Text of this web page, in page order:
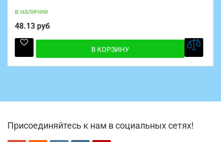
в наличии
48.13 руб
В КОРЗИНУ
Присоединяйтесь к нам в социальных сетях!